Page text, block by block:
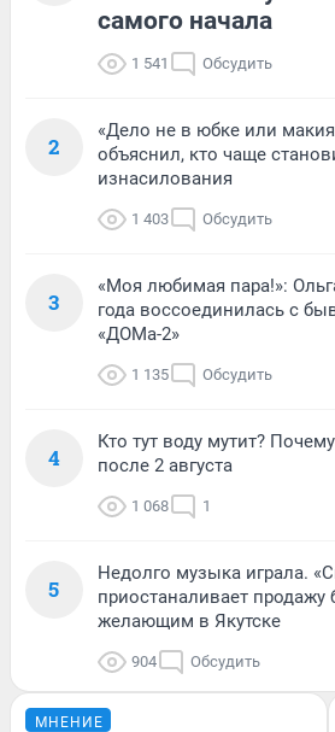
самого начала
1 541 Обсудить
2
«Дело не в юбке или
объяснил, кто чаще
изнасилования
1 403 Обсудить
3
«Моя любимая пара!»:
года воссоединилась с
«ДОМа-2»
1 135 Обсудить
4
Кто тут воду мутит?
после 2 августа
1 068 1
5
Недолго музыка играла.
приостаналивает
желающим в Якутске
904 Обсудить
МНЕНИЕ